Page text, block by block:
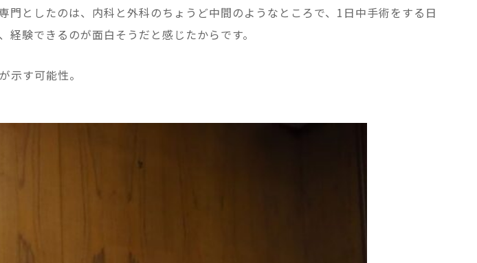
としたのは、内科と外科のちょうど中間のようなところで、1日中手術をする日
験できるのが面白そうだと感じたからです。
示す可能性。